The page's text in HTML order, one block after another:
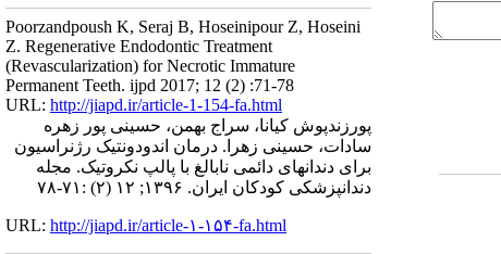
Poorzandpoush K, Seraj B, Hoseinipour Z, Hoseini
Z. Regenerative Endodontic Treatment
(Revascularization) for Necrotic Immature
Permanent Teeth. ijpd 2017; 12 (2) :71-78
URL: http://jiapd.ir/article-1-154-fa.html
پورزندپوش کیانا، سراج بهمن، حسینی پور زهره
سادات، حسینی زهرا. درمان اندودونتیک رژنراسیون
برای دندانهای دائمی نابالغ با پالپ نکروتیک. مجله
دندانپزشکی کودکان ایران. ۱۳۹۶; ۱۲ (۲) :۷۱-۷۸
URL: http://jiapd.ir/article-۱-۱۵۴-fa.html